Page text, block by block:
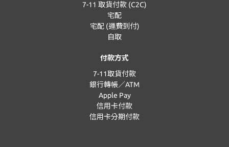
7-11 取貨付款 (C2C)
宅配
宅配 (運費到付)
自取
付款方式
7-11取貨付款
銀行轉帳／ATM
Apple Pay
信用卡付款
信用卡分期付款